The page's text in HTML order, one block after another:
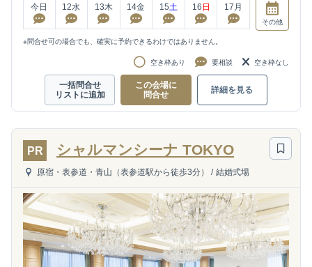
今日 12水 13木 14金 15土 16 日 17 月
その他
※問合せ可の場合でも、確実に予約できるわけではありません。
空き枠あり 要相談 空き枠なし
一括問合せ
リストに追加
この会場に
問合せ
詳細を見る
PR シャルマンシーナ TOKYO
原宿・表参道・青山（表参道駅から徒歩3分） / 結婚式場